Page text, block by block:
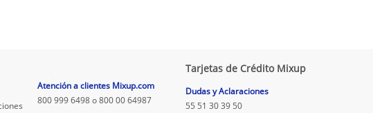
Atención a clientes Mixup.com
800 999 6498 o 800 00 64987
Tarjetas de Crédito Mixup
Dudas y Aclaraciones
55 51 30 39 50